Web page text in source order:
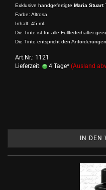
Exklusive handgefertigte Maria Stuart
Farbe: Altrosa,
Inhalt: 45 ml.
Die Tinte ist für alle Füllfederhalter
Die Tinte entspricht den
Art.Nr.: 1121
Lieferzeit:
4 Tage* (Ausland
IN DEN